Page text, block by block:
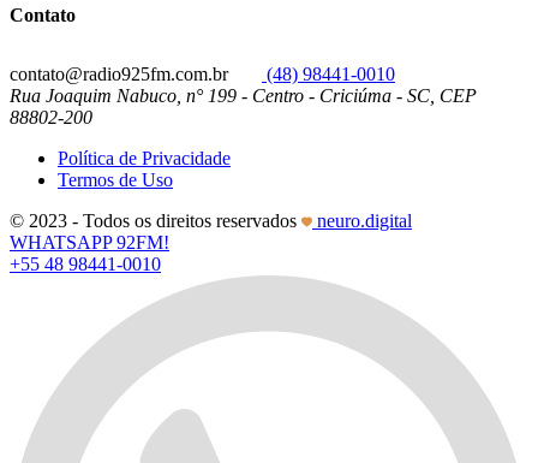
Contato
contato@radio925fm.com.br
(48) 98441-0010
Rua Joaquim Nabuco, n° 199 - Centro - Criciúma - SC, CEP
88802-200
Política de Privacidade
Termos de Uso
© 2023 - Todos os direitos reservados
neuro.digital
WHATSAPP 92FM!
+55 48 98441-0010